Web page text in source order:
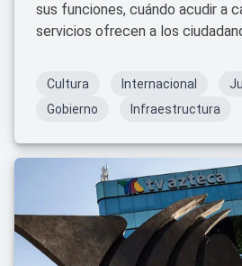
sus funciones, cuándo acudir a
servicios ofrecen a los
Cultura Internacional
Gobierno
Infraestructura